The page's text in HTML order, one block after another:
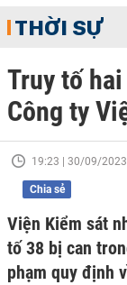
THỜI SỰ
Truy tố
Công ty
19:23 | 30/09/2023
Chia sẻ
Viện Kiểm sát
tố 38 bị can
phạm quy định